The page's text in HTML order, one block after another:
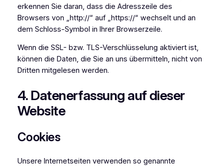
erkennen Sie daran, dass die Adresszeile des
Browsers von „http://“ auf „https://“ wechselt und an
dem Schloss-Symbol in Ihrer Browserzeile.
Wenn die SSL- bzw. TLS-Verschlüsselung aktiviert ist,
können die Daten, die Sie an uns übermitteln, nicht von
Dritten mitgelesen werden.
4. Datenerfassung auf dieser
Website
Cookies
Unsere Internetseiten verwenden so genannte